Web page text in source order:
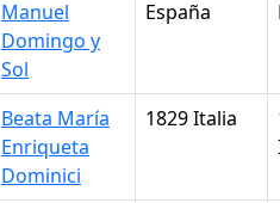
Manuel
Domingo y
Sol
España
Beata María
Enriqueta
Dominici
1829 Italia